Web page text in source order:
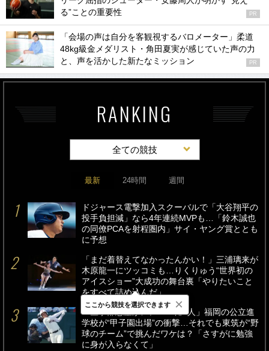
る”ことの重要性
PR
「会場の声は自分を客観視するバロメーター」柔道
48kg級金メダリスト・角田夏実が感じていた声の力
と、声を活かした新たなミッション
PR
RANKING
全ての競技
最新 24時間 週間
ドジャース電撃加入スクーバルで「大谷翔平の
投手負担減」なら4年連続MVPも…「鈴木誠也
の同僚PCAを射程圏内」サイ・ヤング賞ととも
に予想
「まだ着替えてなかったんかい！」三浦璃来が
木原龍一にツッコミも…りくりゅう“世界初の
アイスショー”大成功の舞台裏「やりたいこと
をすべて詰め込んだ」
「医学部志望がメンバーに4人」福岡の公立進
学校が“甲子園出場”の衝撃…それでも東筑が“野
球のチーム”で挑んだワケは？「さすがに勉強
に身が入らなくて」
ここから競技を選択できます ×